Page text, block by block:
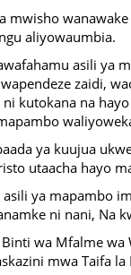
mwisho
aliyowaumbia.
asili ya
zaidi,
kutokana na
ya kuujua
utaacha hayo
ya mapambo
ni nani, Na
wa Mfalme
mwa Taifa